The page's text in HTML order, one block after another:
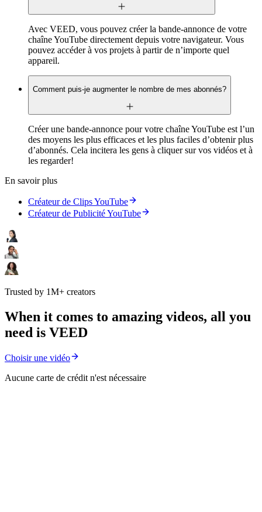
Avec VEED, vous pouvez créer la bande-annonce de votre
chaîne YouTube directement depuis votre navigateur. Vous
pouvez accéder à vos projets à partir de n’importe quel
appareil.
Comment puis-je augmenter le nombre de mes abonnés?
Créer une bande-annonce pour votre chaîne YouTube est l’un
des moyens les plus efficaces et les plus faciles d’obtenir plus
d’abonnés. Cela incitera les gens à cliquer sur vos vidéos et à
les regarder!
En savoir plus
Créateur de Clips YouTube
Créateur de Publicité YouTube
Trusted by 1M+ creators
When it comes to amazing videos, all you
need is VEED
Choisir une vidéo
Aucune carte de crédit n'est nécessaire